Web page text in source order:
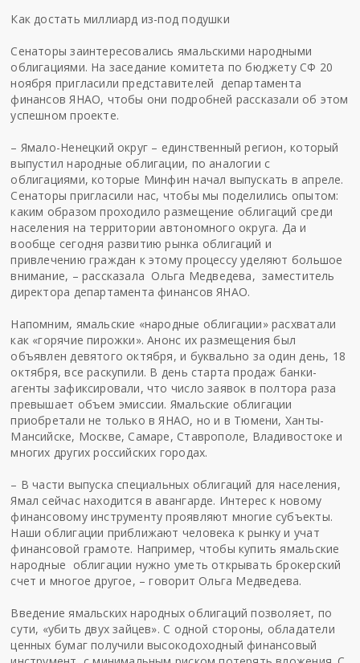
Как достать миллиард из-под подушки
Сенаторы заинтересовались ямальскими народными
облигациями. На заседание комитета по бюджету СФ 20
ноября пригласили представителей департамента
финансов ЯНАО, чтобы они подробней рассказали об этом
успешном проекте.
– Ямало-Ненецкий округ – единственный регион, который
выпустил народные облигации, по аналогии с
облигациями, которые Минфин начал выпускать в апреле.
Сенаторы пригласили нас, чтобы мы поделились опытом:
каким образом проходило размещение облигаций среди
населения на территории автономного округа. Да и
вообще сегодня развитию рынка облигаций и
привлечению граждан к этому процессу уделяют большое
внимание, – рассказала Ольга Медведева, заместитель
директора департамента финансов ЯНАО.
Напомним, ямальские «народные облигации» расхватали
как «горячие пирожки». Анонс их размещения был
объявлен девятого октября, и буквально за один день, 18
октября, все раскупили. В день старта продаж банки-
агенты зафиксировали, что число заявок в полтора раза
превышает объем эмиссии. Ямальские облигации
приобретали не только в ЯНАО, но и в Тюмени, Ханты-
Мансийске, Москве, Самаре, Ставрополе, Владивостоке и
многих других российских городах.
– В части выпуска специальных облигаций для населения,
Ямал сейчас находится в авангарде. Интерес к новому
финансовому инструменту проявляют многие субъекты.
Наши облигации приближают человека к рынку и учат
финансовой грамоте. Например, чтобы купить ямальские
народные облигации нужно уметь открывать брокерский
счет и многое другое, – говорит Ольга Медведева.
Введение ямальских народных облигаций позволяет, по
сути, «убить двух зайцев». С одной стороны, обладатели
ценных бумаг получили высокодоходный финансовый